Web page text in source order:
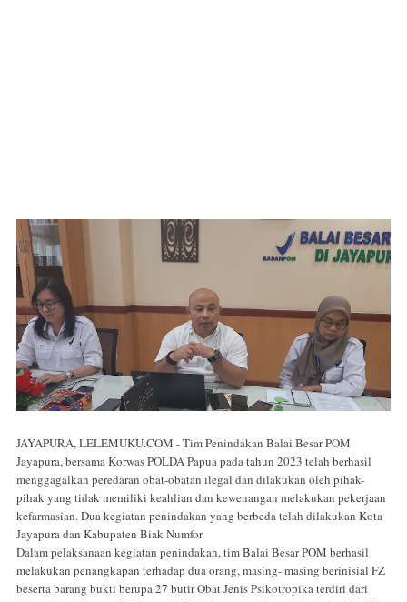
JAYAPURA, LELEMUKU.COM - Tim Penindakan Balai Besar POM
Jayapura, bersama Korwas POLDA Papua pada tahun 2023 telah berhasil
menggagalkan peredaran obat-obatan ilegal dan dilakukan oleh pihak-
pihak yang tidak memiliki keahlian dan kewenangan melakukan pekerjaan
kefarmasian. Dua kegiatan penindakan yang berbeda telah dilakukan Kota
Jayapura dan Kabupaten Biak Numfor.
Dalam pelaksanaan kegiatan penindakan, tim Balai Besar POM berhasil
melakukan penangkapan terhadap dua orang, masing- masing berinisial FZ
beserta barang bukti berupa 27 butir Obat Jenis Psikotropika terdiri dari